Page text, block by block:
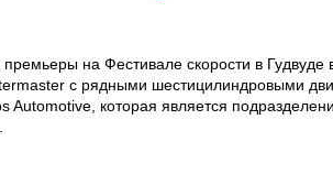
на Фестивале скорости в Гудвуде
с рядными шестицилиндровыми
Automotive, которая является